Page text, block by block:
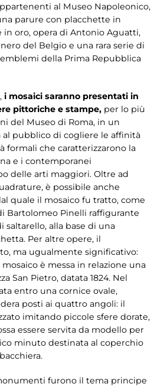
al Museo Napoleonico,
parure con placchette in
oro, opera di Antonio Aguatti,
del Belgio e una rara serie di
della Prima Repubblica
i mosaici saranno presentati in
pittoriche e stampe, per lo più
del Museo di Roma, in un
pubblico di cogliere le affinità
formali che caratterizzarono la
e i contemporanei
delle arti maggiori. Oltre ad
è possibile anche
quale il mosaico fu tratto, come
Bartolomeo Pinelli raffigurante
saltarello, alla base di una
Per altre opere, il
ma ugualmente significativo:
è messa in relazione una
San Pietro, datata 1824. Nel
entro una cornice ovale,
posti ai quattro angoli: il
imitando piccole sfere dorate,
essere servita da modello per
minuto destinata al coperchio
furono il tema principe